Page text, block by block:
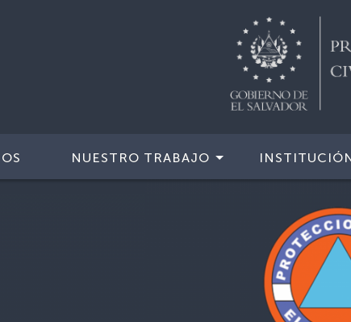
NUESTRO TRABAJO